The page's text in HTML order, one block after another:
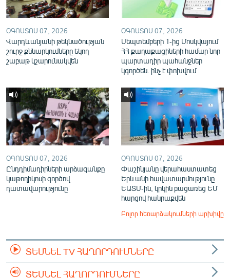
ՕԳՈՍՏՈՍ 07, 2026
Վարդևանյանի թեկնածության
շուրջ քննարկումները եկող
շաբաթ կշարունակվեն
ՕԳՈՍՏՈՍ 07, 2026
Սեպտեմբերի 1-ից Մոսկվայում
ՀՀ քաղաքացիների համար նոր
պարտադիր պահանջներ
կգործեն. ինչ է փոխվում
ՕԳՈՍՏՈՍ 07, 2026
Ընդդիմադիրների արձագանքը
կաթողիկոսի գործով
դատավարությունը
ՕԳՈՍՏՈՍ 07, 2026
Փաշինյանը վերահաստատեց
Երևանի հավատարմությունը
ԵԱՏՄ-ին, կրկին բացառեց ԵՄ
հարցով հանրաքվեն
Բոլոր հեռարձակումների արխիվը
ՏԵՍՆԵԼ TV ՀԱՂՈՐԴՈՒՄՆԵՐԸ
ՏԵՍՆԵԼ ՀԱՂՈՐԴՈՒՄՆԵՐԸ